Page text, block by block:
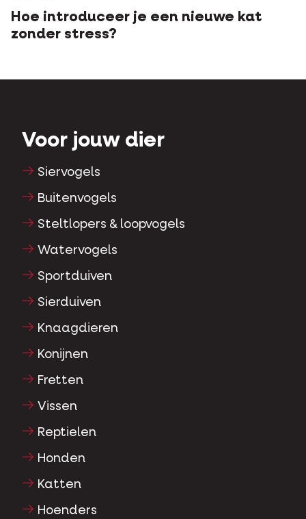
Hoe introduceer je een nieuwe kat
zonder stress?
Voor jouw dier
Siervogels
Buitenvogels
Steltlopers & loopvogels
Watervogels
Sportduiven
Sierduiven
Knaagdieren
Konijnen
Fretten
Vissen
Reptielen
Honden
Katten
Hoenders